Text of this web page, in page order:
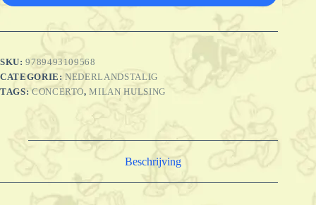
SKU:9789493109568
CATEGORIE:NEDERLANDSTALIG
TAGS:CONCERTO,MILAN HULSING
Beschrijving